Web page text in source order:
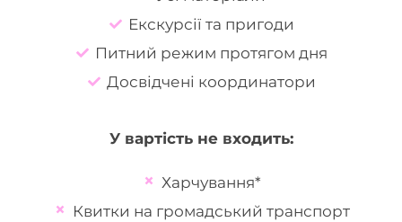
Екскурсії та пригоди
Питний режим протягом дня
Досвідчені координатори
У вартість не входить:
Харчування*
Квитки на громадський транспорт